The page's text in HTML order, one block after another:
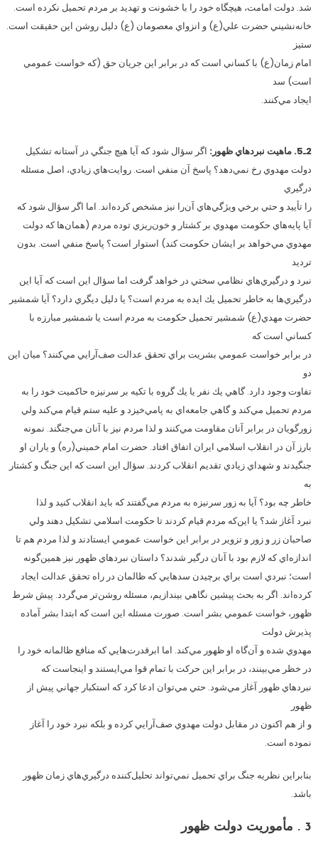
شد. دولت امامت، هيچگاه خود را با خشونت و تهديد بر مردم تحميل نكرده است.
خانه‌نشيني حضرت علي(ع) و انزواي معصومان (ع) دليل روشن اين حقيقت است.
ستيز
امام زمان(ع) با كساني است كه در برابر اين جريان حق (كه خواست عمومي
است) سد
ايجاد مي‌كنند.
2ـ5. ماهيت نبردهاي ظهور:
اگر سؤال شود كه آيا هيچ جنگي در آستانه تشكيل
دولت مهدوي رخ نمي‌دهد؟ پاسخ آن منفي است. روايت‌هاي زيادي، اصل مسئله
درگيري
را تأييد و حتي برخي ويژگي‌هاي آن‌را نيز مشخص كرده‌اند. اما اگر سؤال شود كه
آيا پايه‌هاي حكومت مهدوي بر كشتار و خون‌ريزي توده مردم (همان‌ها كه دولت
مهدوي مي‌خواهد بر ايشان حكومت كند) استوار است؟ پاسخ منفي است. بدون
ترديد
نبرد و درگيري‌هاي نظامي سختي در خواهد گرفت اما سؤال اين است كه آيا اين
درگيري‌ها به خاطر تحميل يك ايده به مردم است؟ يا دليل ديگري دارد؟ آيا شمشير
حضرت مهدي(ع) شمشير تحميل حكومت به مردم است يا شمشير مبارزه با
كساني است كه
در برابر خواست عمومي بشريت براي تحقق عدالت صف‌آرايي مي‌كنند؟ ميان اين
دو
تفاوت وجود دارد. گاهي يك نفر يا يك گروه با تكيه بر سرنيزه حاكميت خود را به
مردم تحميل مي‌كند و گاهي جامعه‌اي به پامي‌خيزد و عليه ستم قيام مي‌كند ولي
زورگويان در برابر آنان مقاومت مي‌كنند و لذا مردم نيز با آنان مي‌جنگند. نمونه
بارز آن در انقلاب اسلامي ايران اتفاق افتاد. حضرت امام خميني(ره) و ياران او
جنگيدند و شهداي زيادي تقديم انقلاب كردند. سؤال اين است كه اين جنگ و كشتار
به
خاطر چه بود؟ آيا به زور سرنيزه به مردم مي‌گفتند كه بايد انقلاب كنيد و لذا
نبرد آغاز شد؟ يا اين‌كه مردم قيام كردند تا حكومت اسلامي تشكيل دهند ولي
صاحبان زر و زور و تزوير در برابر اين خواست عمومي ايستادند و لذا مردم هم تا
اندازه‌اي كه لازم بود با آنان درگير شدند؟ داستان نبردهاي ظهور نيز همين‌گونه
است؛ نبردي است براي برچيدن سدهايي كه ظالمان در راه تحقق عدالت ايجاد
كرده‌اند. اگر به بحث پيشين نگاهي بيندازيم، مسئله روشن‌تر مي‌گردد. پيش شرط
ظهور، خواست عمومي بشر است. صورت مسئله اين است كه ابتدا بشر آماده
پذيرش دولت
مهدوي شده و آن‌گا‌ه او ظهور مي‌كند. اما ابرقدرت‌هايي كه منافع ظالمانه خود را
در خظر مي‌بينند، در برابر اين حركت با تمام قوا مي‌ايستند و اينجاست كه
نبردهاي ظهور آغاز مي‌شود. حتي مي‌توان ادعا كرد كه استكبار جهاني پيش از
ظهور
و از هم اكنون در مقابل دولت مهدوي صف‌آرايي كرده و بلكه نبرد خود را آغاز
نموده است.
بنابراين نظريه جنگ براي تحميل نمي‌تواند تحليل‌كننده درگيري‌هاي زمان ظهور
باشد.
3 . مأموريت دولت ظهور